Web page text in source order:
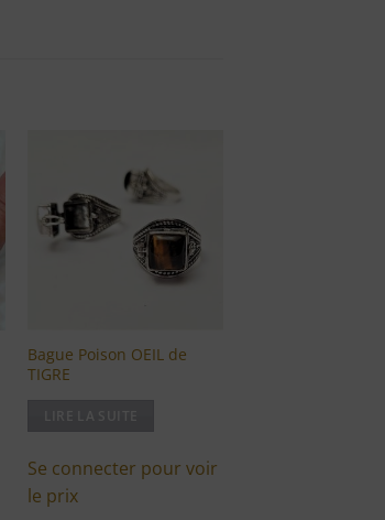
Ajouter
liste
d'envies
Bague Poison OEIL de
TIGRE
Se connecter pour voir
le prix